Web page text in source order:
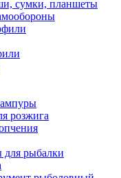
сумки, планшеты
розжига
для рыбалки